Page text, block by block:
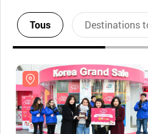
Tous Destinations